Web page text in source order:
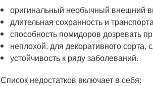
оригинальный необычный внешний
длительная сохранность и
способность помидоров дозревать
неплохой, для декоративного сорта,
устойчивость к ряду заболеваний.
Список недостатков включает в себя: